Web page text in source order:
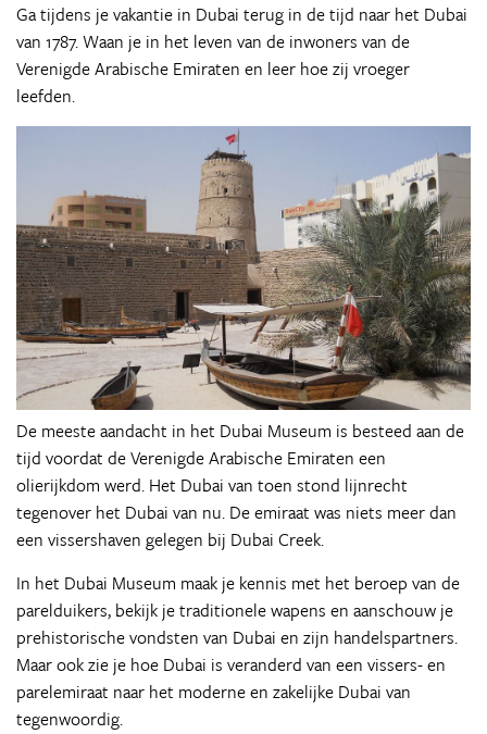
Ga tijdens je vakantie in Dubai terug in de tijd naar het Dubai
van 1787. Waan je in het leven van de inwoners van de
Verenigde Arabische Emiraten en leer hoe zij vroeger
leefden.
De meeste aandacht in het Dubai Museum is besteed aan de
tijd voordat de Verenigde Arabische Emiraten een
olierijkdom werd. Het Dubai van toen stond lijnrecht
tegenover het Dubai van nu. De emiraat was niets meer dan
een vissershaven gelegen bij Dubai Creek.
In het Dubai Museum maak je kennis met het beroep van de
parelduikers, bekijk je traditionele wapens en aanschouw je
prehistorische vondsten van Dubai en zijn handelspartners.
Maar ook zie je hoe Dubai is veranderd van een vissers- en
parelemiraat naar het moderne en zakelijke Dubai van
tegenwoordig.